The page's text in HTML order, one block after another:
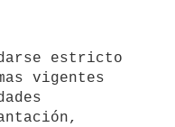
vigentes